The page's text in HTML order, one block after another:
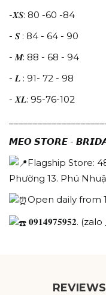
-𝑿𝑺: 80 -60 -84
- 𝑺 : 84 - 64 - 90
- 𝑴: 88 - 68 - 94
- 𝑳 : 91- 72 - 98
- 𝑿𝑳: 95-76-102
𝙈𝙀𝙊 𝙎𝙏𝙊𝙍𝙀 -
Flagship Store:
Phường 13. Phú
Open daily from
𝟎𝟗𝟏𝟒𝟗𝟕𝟓𝟗𝟓𝟐. (zalo